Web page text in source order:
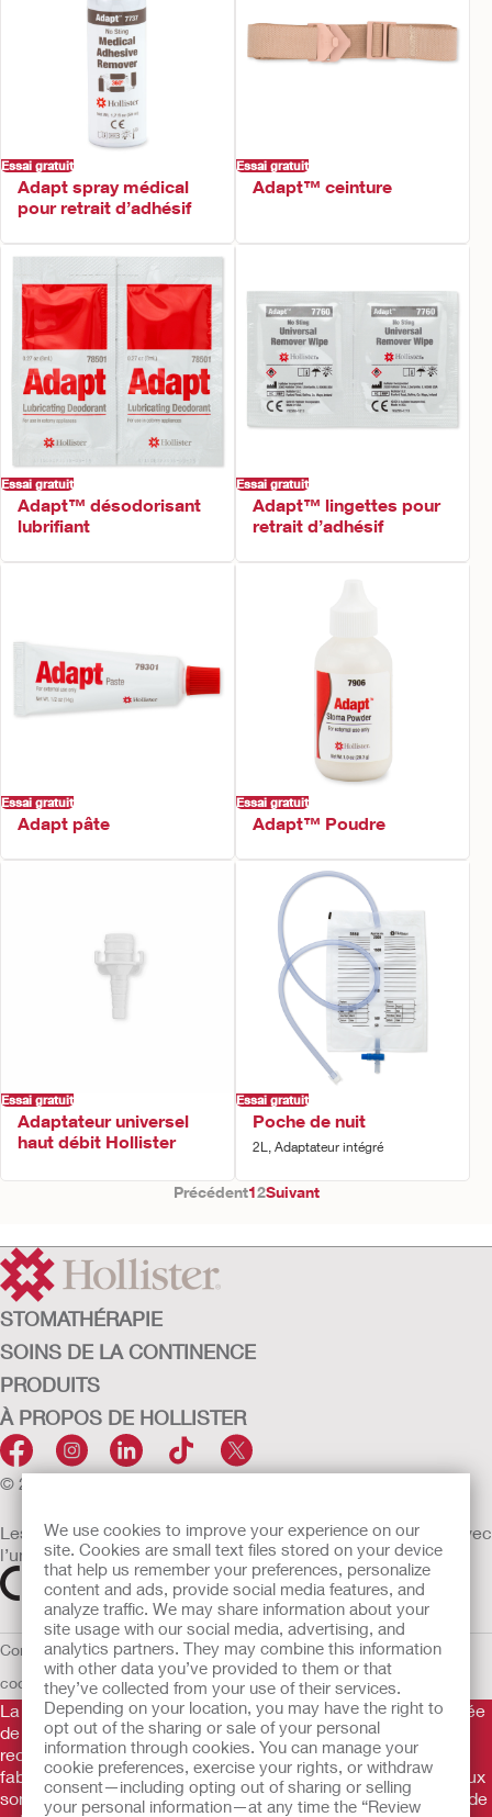
We use cookies to improve your experience on our
site. Cookies are small text files stored on your device
that help us remember your preferences, personalize
content and ads, provide social media features, and
analyze traffic. We may share information about your
site usage with our social media, advertising, and
analytics partners. They may combine this information
with other data you’ve provided to them or that
they’ve collected from your use of their services.
Depending on your location, you may have the right to
opt out of the sharing or sale of your personal
information through cookies. You can manage your
cookie preferences, exercise your rights, or withdraw
consent—including opting out of sharing or selling
your personal information—at any time the “Review
Essai gratuit
Adapt spray médical
pour retrait d’adhésif
Essai gratuit
Adapt™ ceinture​
Essai gratuit
Adapt™ désodorisant
lubrifiant
Essai gratuit
Adapt™ lingettes pour
retrait d’adhésif
Essai gratuit
Adapt pâte
Essai gratuit
Adapt™ Poudre​
Essai gratuit
Adaptateur universel
haut débit Hollister
Essai gratuit
Poche de nuit
2L, Adaptateur intégré
Précédent12Suivant
STOMATHÉRAPIE
SOINS DE LA CONTINENCE
PRODUITS
À PROPOS DE HOLLISTER
© 2026 Hollister Incorporated
Les dispositifs médicaux vendus dans l’UE sont marqués avec
l’un des symboles suivants selon le besoin
Conditions d'utilisationPolitique de confidentialitéUtilisation des
cookies UE Avis au Dénonciateur
La Gamme de produits Hollister stomathérapie est constituée
de dispositifs d’appareillage d’une stomie permettant le
recueil des effluents. Il s’agit de dispositifs médicaux
fabriqués par Hollister Incorporated. Ces dispositifs médicaux
sont des produits de santé règlementés qui portent, au titre de